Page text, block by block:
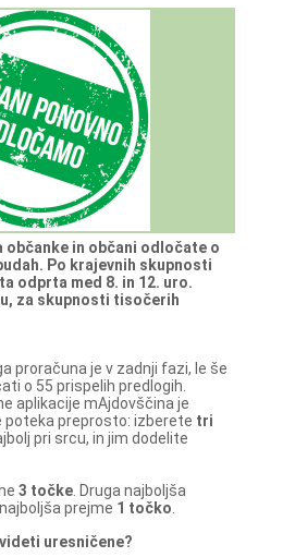
občanke in občani odločate o
Po krajevnih skupnosti
odprta med 8. in 12. uro.
za skupnosti tisočerih
proračuna je v zadnji fazi, le še
o 55 prispelih predlogih.
aplikacije mAjdovščina je
poteka preprosto: izberete tri
pri srcu, in jim dodelite
3 točke. Druga najboljša
najboljša prejme 1 točko
uresničene?